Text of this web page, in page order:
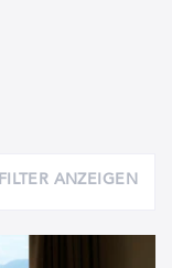
FILTER ANZEIGEN